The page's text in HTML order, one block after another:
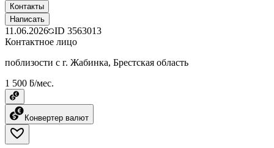
Контакты
Написать
11.06.2026 ID 3563013
Контактное лицо
поблизости с г. Жабинка, Брестская область
1 500 ƃ/мес.
Конвертер валют